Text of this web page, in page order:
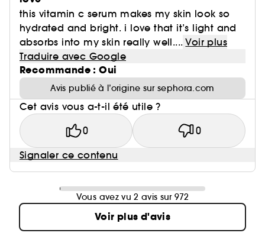
this vitamin c serum makes my skin look so
hydrated and bright. i love that it’s light and
absorbs into my skin really well.... Voir plus
Traduire avec Google
Recommande : Oui
Avis publié à l’origine sur sephora.com
Cet avis vous a-t-il été utile ?
0 0
Signaler ce contenu
Vous avez vu 2 avis sur 972
Voir plus d'avis